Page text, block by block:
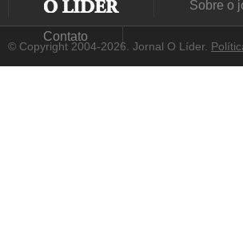
Sobre o
Contato
© Copyright 2004-2026. Jornal O Líder.